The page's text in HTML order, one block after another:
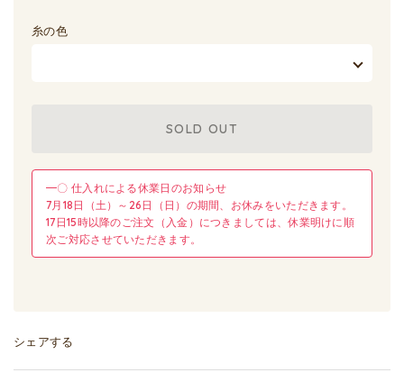
糸の色
SOLD OUT
━〇 仕入れによる休業日のお知らせ
7月18日（土）～26日（日）の期間、お休みをいただきます。
17日15時以降のご注文（入金）につきましては、休業明けに順
次ご対応させていただきます。
シェアする